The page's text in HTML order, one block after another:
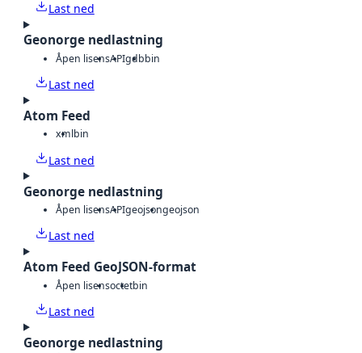
Last ned
Geonorge nedlastning
Åpen lisensAPIgdbbin
Last ned
Atom Feed
xmlbin
Last ned
Geonorge nedlastning
Åpen lisensAPIgeojsongeojson
Last ned
Atom Feed GeoJSON-format
Åpen lisensoctetbin
Last ned
Geonorge nedlastning